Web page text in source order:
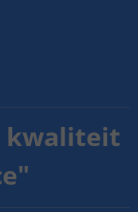
kwaliteit
"